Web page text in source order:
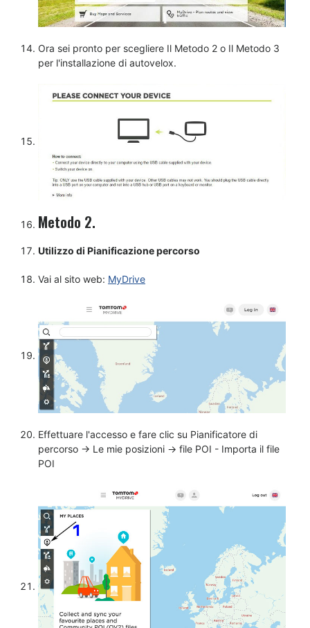
Ora sei pronto per scegliere Il Metodo 2 o Il Metodo 3
per l'installazione di autovelox.
Metodo 2.
Utilizzo di Pianificazione percorso
Vai al sito web: MyDrive
Effettuare l'accesso e fare clic su Pianificatore di
percorso -> Le mie posizioni -> file POI - Importa il file
POI